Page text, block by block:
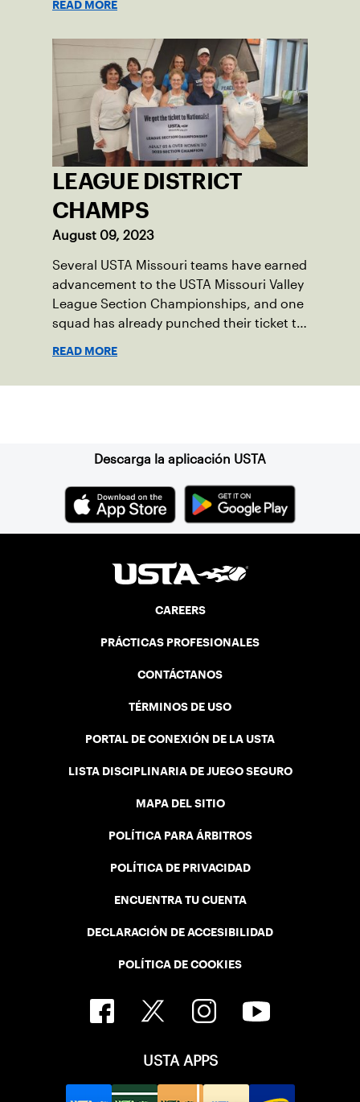
READ MORE
LEAGUE DISTRICT
CHAMPS
August 09, 2023
Several USTA Missouri teams have earned
advancement to the USTA Missouri Valley
League Section Championships, and one
squad has already punched their ticket to
READ MORE
Descarga la aplicación USTA
CAREERS
PRÁCTICAS PROFESIONALES
CONTÁCTANOS
TÉRMINOS DE USO
PORTAL DE CONEXIÓN DE LA USTA
LISTA DISCIPLINARIA DE JUEGO SEGURO
MAPA DEL SITIO
POLÍTICA PARA ÁRBITROS
POLÍTICA DE PRIVACIDAD
ENCUENTRA TU CUENTA
DECLARACIÓN DE ACCESIBILIDAD
POLÍTICA DE COOKIES
USTA APPS